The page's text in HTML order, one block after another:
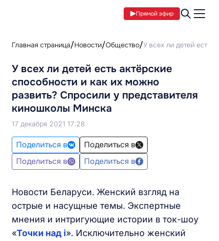
Прямой эфир
Главная страница Новости Общество У всех ли детей есть
У всех ли детей есть актёрские
способности и как их можно
развить? Спросили у представителя
киношколы Минска
17 декабря 2021 17:28
Поделиться в
Поделиться в
Поделиться в
Поделиться в
Новости Беларуси. Женский взгляд на
острые и насущные темы. Экспертные
мнения и интригующие истории в ток-шоу
«Точки над i». Исключительно женский